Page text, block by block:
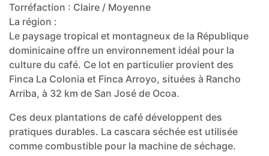
Torréfaction : Claire / Moyenne
La région :
Le paysage tropical et montagneux de la République
dominicaine offre un environnement idéal pour la
culture du café. Ce lot en particulier provient des
Finca La Colonia et Finca Arroyo, situées à Rancho
Arriba, à 32 km de San José de Ocoa.
Ces deux plantations de café développent des
pratiques durables. La cascara séchée est utilisée
comme combustible pour la machine de séchage.